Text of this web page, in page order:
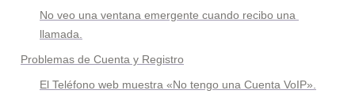
No veo una ventana emergente cuando recibo una
llamada.
Problemas de Cuenta y Registro
El Teléfono web muestra «No tengo una Cuenta VoIP».